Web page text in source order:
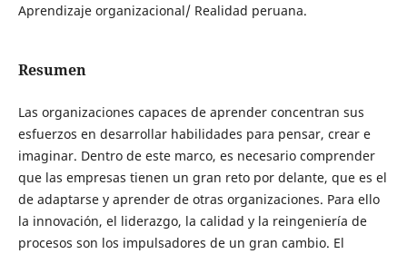
Aprendizaje organizacional/ Realidad peruana.
Resumen
Las organizaciones capaces de aprender concentran sus
esfuerzos en desarrollar habilidades para pensar, crear e
imaginar. Dentro de este marco, es necesario comprender
que las empresas tienen un gran reto por delante, que es el
de adaptarse y aprender de otras organizaciones. Para ello
la innovación, el liderazgo, la calidad y la reingeniería de
procesos son los impulsadores de un gran cambio. El